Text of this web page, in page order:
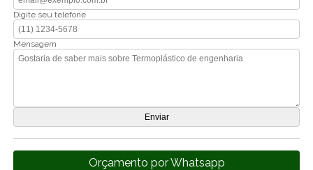
Digite seu telefone
Mensagem
Orçamento por Whatsapp